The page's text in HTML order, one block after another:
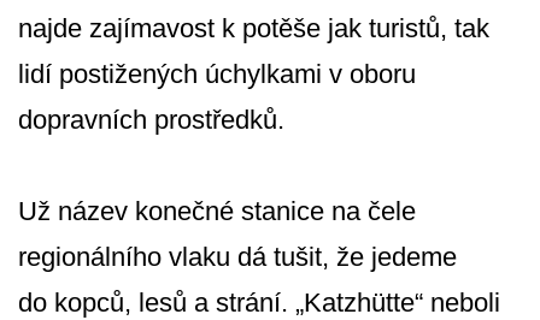
najde zajímavost k potěše jak turistů, tak
lidí postižených úchylkami v oboru
dopravních prostředků.
Už název konečné stanice na čele
regionálního vlaku dá tušit, že jedeme
do kopců, lesů a strání. „Katzhütte“ neboli